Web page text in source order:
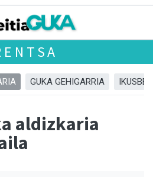
GUKA GEHIGARRIA
aldizkaria